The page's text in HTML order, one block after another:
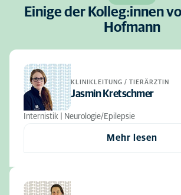
Einige der Kolleg:innen
Hofmann
KLINIKLEITUNG / TIERÄRZTIN
Jasmin Kretschmer
Internistik | Neurologie/Epilepsie
Mehr lesen